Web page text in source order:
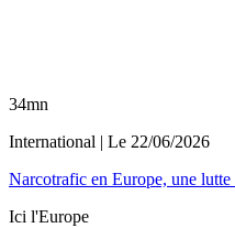
34mn
International | Le 22/06/2026
Narcotrafic en Europe, une lutte
Ici l'Europe